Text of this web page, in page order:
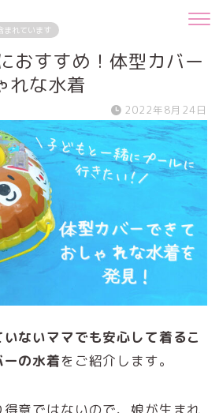
まれています
おすすめ！体型カバー
れな水着
2022年8月24日
ないママでも安心して着るこ
の水着をご紹介します。